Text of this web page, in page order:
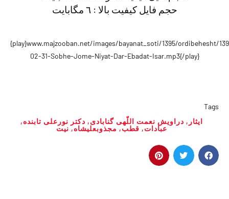
حجم فايل كيفيت بالا : ٦ مگابايت
{play}www.majzooban.net/images/bayanat_soti/1395/ordibehesht/
02-31-Sobhe-Jome-Niyat-Dar-Ebadat-Isar.mp3{/play}
Tags
ایثار , دراویش نعمت اللّهی گنابادی, دکتر نورعلی تابنده,
عبادات, قطب, مجذوبعلیشاه,نیت